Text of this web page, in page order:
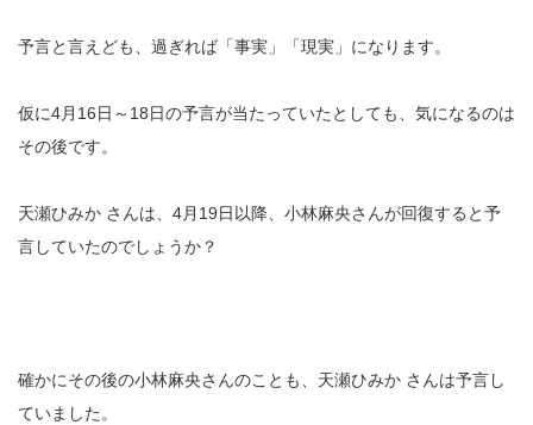
予言と言えども、過ぎれば「事実」「現実」になります。
仮に4月16日～18日の予言が当たっていたとしても、気になるのは
その後です。
天瀬ひみか さんは、4月19日以降、小林麻央さんが回復すると予
言していたのでしょうか？
確かにその後の小林麻央さんのことも、天瀬ひみか さんは予言し
ていました。